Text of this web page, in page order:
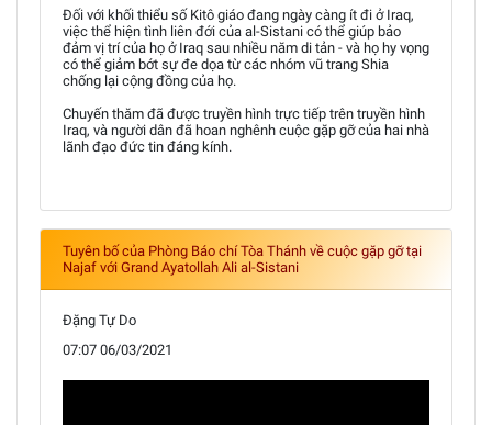
Đối với khối thiểu số Kitô giáo đang ngày càng ít đi ở Iraq,
việc thể hiện tình liên đới của al-Sistani có thể giúp bảo
đảm vị trí của họ ở Iraq sau nhiều năm di tản - và họ hy vọng
có thể giảm bớt sự đe dọa từ các nhóm vũ trang Shia
chống lại cộng đồng của họ.
Chuyến thăm đã được truyền hình trực tiếp trên truyền hình
Iraq, và người dân đã hoan nghênh cuộc gặp gỡ của hai nhà
lãnh đạo đức tin đáng kính.
Tuyên bố của Phòng Báo chí Tòa Thánh về cuộc gặp gỡ tại
Najaf với Grand Ayatollah Ali al-Sistani
Đặng Tự Do
07:07 06/03/2021